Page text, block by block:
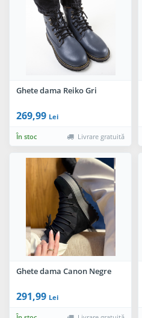
Ghete dama Reiko Gri
269,99 Lei
În stoc Livrare gratuită
Ghete dama Canon Negre
291,99 Lei